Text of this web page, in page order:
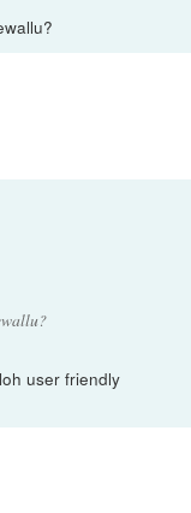
user friendly